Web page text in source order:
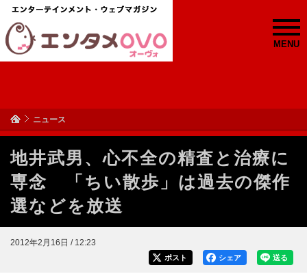
MENU
ニュース
地井武男、心不全の精査と治療に
専念 「ちい散歩」は過去の傑作
選などを放送
2012年2月16日 / 12:23
送る
シェア
ポスト